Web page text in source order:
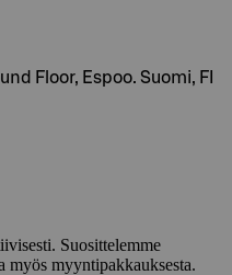
Floor, Espoo. Suomi, FI
Suosittelemme
myös myyntipakkauksesta.